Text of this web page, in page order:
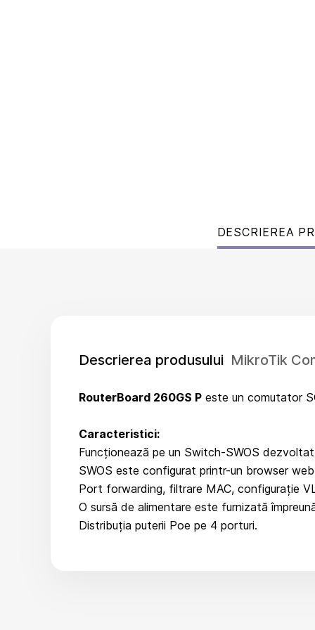
DESCRIEREA
Descrierea produsului MikroTik
RouterBoard 260GS P este un comutator
Caracteristici:
Funcționează pe un Switch-SWOS
SWOS este configurat printr-un browser
Port forwarding, filtrare MAC, configurație
O sursă de alimentare este furnizată
Distribuția puterii Poe pe 4 porturi.